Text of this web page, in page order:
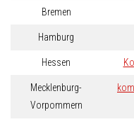
Bremen
Hamburg
Hessen
Mecklenburg-
Vorpommern